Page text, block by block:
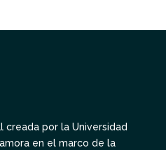
creada por la Universidad
en el marco de la